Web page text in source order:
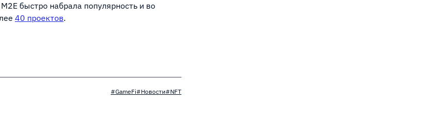
быстро набрала популярность и во
40 проектов.
#GameFi#Новости#NFT